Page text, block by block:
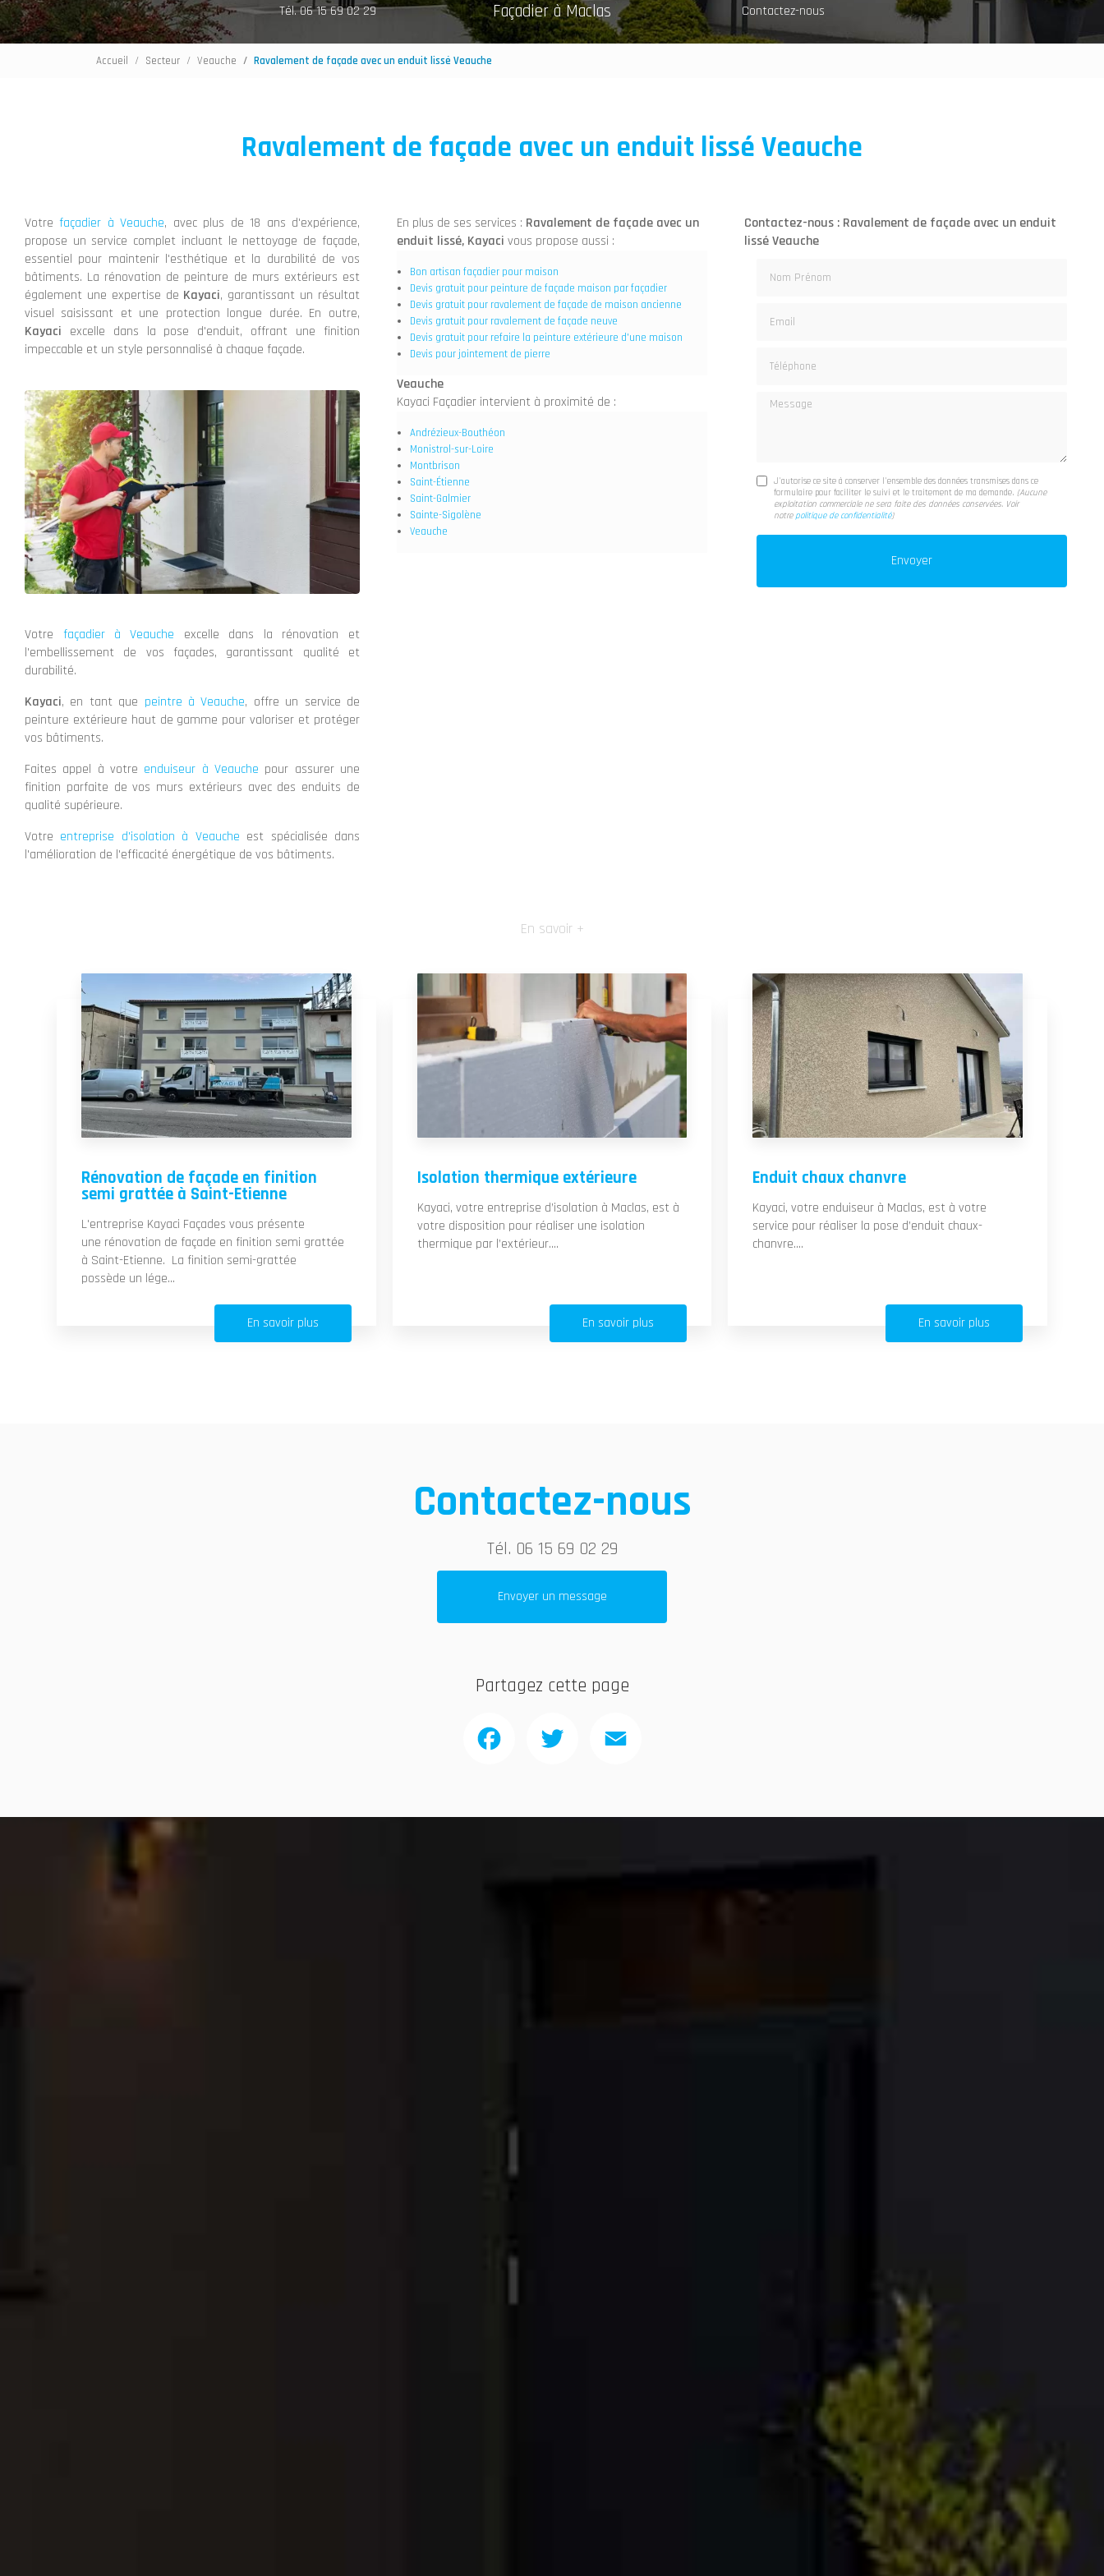
Façadier à Maclas
Tél. 06 15 69 02 29 Contactez-nous
Accueil Secteur Veauche Ravalement de façade avec un enduit lissé Veauche
Ravalement de façade avec un enduit lissé Veauche
Votrefaçadier à Veauche, avec plus de 18 ans d'expérience,
propose un service complet incluant le nettoyage de façade,
essentiel pour maintenir l'esthétique et la durabilité de vos
bâtiments. La rénovation de peinture de murs extérieurs est
également une expertise de Kayaci, garantissant un résultat
visuel saisissant et une protection longue durée. En outre,
Kayaci excelle dans la pose d'enduit, offrant une finition
impeccable et un style personnalisé à chaque façade.
Votre façadier à Veauche excelle dans la rénovation et
l'embellissement de vos façades, garantissant qualité et
durabilité.
Kayaci, en tant que peintre à Veauche, offre un service de
peinture extérieure haut de gamme pour valoriser et protéger
vos bâtiments.
Faites appel à votre enduiseur à Veauche pour assurer une
finition parfaite de vos murs extérieurs avec des enduits de
qualité supérieure.
Votre entreprise d'isolation à Veauche est spécialisée dans
l'amélioration de l'efficacité énergétique de vos bâtiments.
En plus de ses services : Ravalement de façade avec un
enduit lissé, Kayaci vous propose aussi :
Bon artisan façadier pour maison
Devis gratuit pour peinture de façade maison par façadier
Devis gratuit pour ravalement de façade de maison ancienne
Devis gratuit pour ravalement de façade neuve
Devis gratuit pour refaire la peinture extérieure d'une maison
Devis pour jointement de pierre
Veauche
Kayaci Façadier intervient à proximité de :
Andrézieux-Bouthéon
Monistrol-sur-Loire
Montbrison
Saint-Étienne
Saint-Galmier
Sainte-Sigolène
Veauche
Contactez-nous : Ravalement de façade avec un enduit
lissé Veauche
Message
J'autorise ce site à conserver l'ensemble des données transmises dans ce
formulaire pour faciliter le suivi et le traitement de ma demande. (Aucune
exploitation commerciale ne sera faite des données conservées. Voir
notre politique de confidentialité)
En savoir +
Rénovation de façade en finition
semi grattée à Saint-Etienne
L'entreprise Kayaci Façades vous présente
une rénovation de façade en finition semi grattée
à Saint-Etienne. La finition semi-grattée
possède un lége...
En savoir plus
Isolation thermique extérieure
Kayaci, votre entreprise d’isolation à Maclas, est à
votre disposition pour réaliser une isolation
thermique par l’extérieur....
En savoir plus
Enduit chaux chanvre
Kayaci, votre enduiseur à Maclas, est à votre
service pour réaliser la pose d’enduit chaux-
chanvre....
En savoir plus
Contactez-nous
Tél. 06 15 69 02 29
Envoyer un message
Partagez cette page